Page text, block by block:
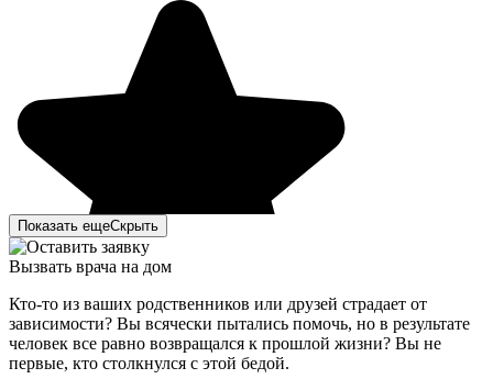
Показать ещеСкрыть
Вызвать врача на дом
Кто-то из ваших родственников или друзей страдает от
зависимости? Вы всячески пытались помочь, но в результате
человек все равно возвращался к прошлой жизни? Вы не
первые, кто столкнулся с этой бедой.